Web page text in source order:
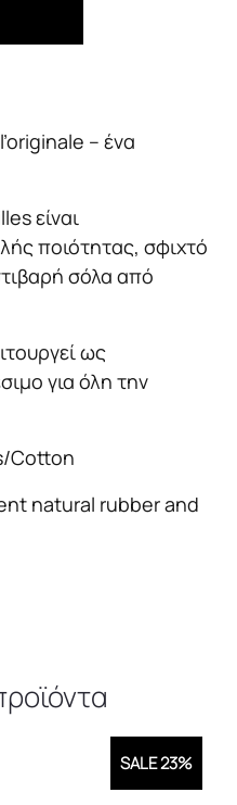
– ένα
είναι
ποιότητας, σφιχτό
σόλα από
ως
για όλη την
Cotton
natural rubber and
SALE 23%